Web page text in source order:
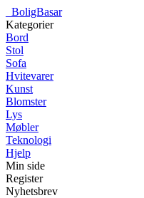
BoligBasar
Kategorier
Bord
Stol
Sofa
Hvitevarer
Kunst
Blomster
Lys
Møbler
Teknologi
Hjelp
Min side
Register
Nyhetsbrev